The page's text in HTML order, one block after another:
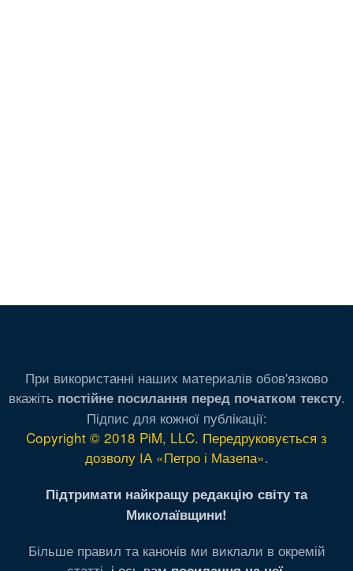
При використанні наших материалів обов'язково
вкажіть постійне посилання перед початком тексту.
Підпис для кожної публікації:
Copyright © 2018 PiM, LLC. Передруковується з
дозволу ІА «Петро і Мазепа».
Підтримати найкращу редакцію світу та
Миколаївщини!
Більше правил та канонів ми виклали в окремій